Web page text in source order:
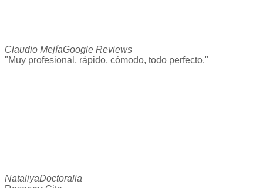
Claudio MejíaGoogle Reviews
"Muy profesional, rápido, cómodo, todo perfecto."
NataliyaDoctoralia